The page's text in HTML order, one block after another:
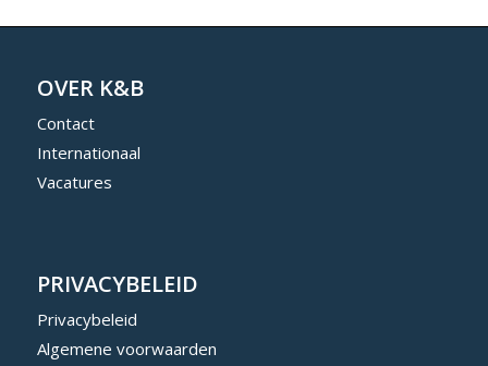
OVER K&B
Contact
Internationaal
Vacatures
PRIVACYBELEID
Privacybeleid
Algemene voorwaarden